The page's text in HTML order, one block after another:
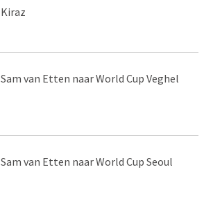
Kiraz
Sam van Etten naar World Cup Veghel
Sam van Etten naar World Cup Seoul